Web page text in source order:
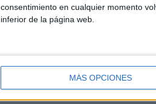
consentimiento en cualquier momento
inferior de la página web.
MÁS OPCIONES